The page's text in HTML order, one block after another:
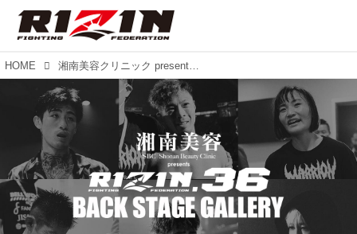
HOME 湘南美容クリニック presents RIZIN.36 BACKSTAGE GALLERY vol.1